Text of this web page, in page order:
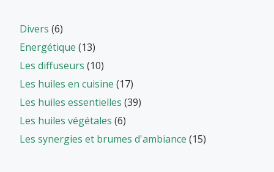
Divers (6)
Energétique (13)
Les diffuseurs (10)
Les huiles en cuisine (17)
Les huiles essentielles (39)
Les huiles végétales (6)
Les synergies et brumes d'ambiance (15)